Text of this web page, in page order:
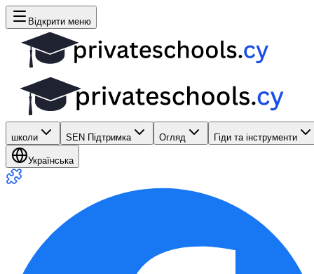
Відкрити меню
школи SEN Підтримка Огляд Гіди та інструменти
Українська